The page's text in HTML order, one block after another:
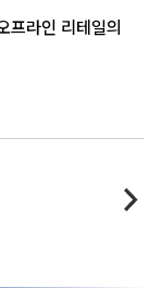
프라인 리테일의